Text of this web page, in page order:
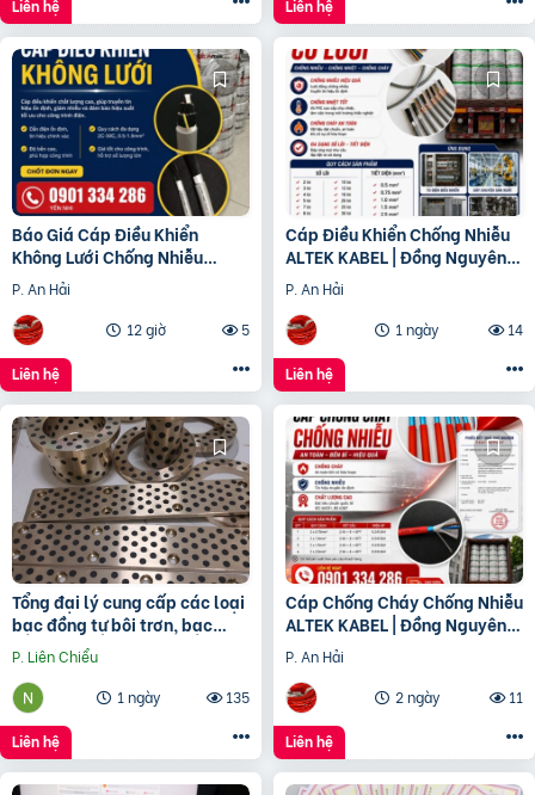
Liên hệ Liên hệ
Báo Giá Cáp Điều Khiển
Không Lưới Chống Nhiễu
ALTEK KABEL | Đồng Nguyên
Chất 100%
P. An Hải
12 giờ
5
Liên hệ
Cáp Điều Khiển Chống Nhiễu
ALTEK KABEL | Đồng Nguyên
Chất 100%, Chất Lượng Cao
P. An Hải
1 ngày
14
Liên hệ
Tổng đại lý cung cấp các loại
bạc đồng tự bôi trơn, bạc
cầu, bạc Graphite
P. Liên Chiểu
1 ngày
135
Liên hệ
Cáp Chống Cháy Chống Nhiễu
ALTEK KABEL | Đồng Nguyên
Chất 100%, Đảm Bảo An Toàn
Công Trình
P. An Hải
2 ngày
11
Liên hệ